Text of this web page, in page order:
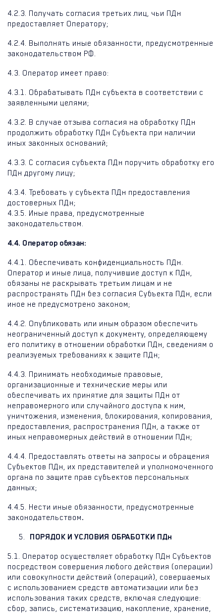
4.2.3. Получать согласия третьих лиц, чьи ПДн
предоставляет Оператору;
4.2.4. Выполнять иные обязанности, предусмотренные
законодательством РФ.
4.3. Оператор имеет право:
4.3.1. Обрабатывать ПДн субъекта в соответствии с
заявленными целями;
4.3.2. В случае отзыва согласия на обработку ПДн
продолжить обработку ПДн Субъекта при наличии
иных законных оснований;
4.3.3. С согласия субъекта ПДн поручить обработку его
ПДн другому лицу;
4.3.4. Требовать у субъекта ПДн предоставления
достоверных ПДн;
4.3.5. Иные права, предусмотренные
законодательством.
4.4. Оператор обязан:
4.4.1. Обеспечивать конфиденциальность ПДн.
Оператор и иные лица, получившие доступ к ПДн,
обязаны не раскрывать третьим лицам и не
распространять ПДн без согласия Субъекта ПДн, если
иное не предусмотрено законом;
4.4.2. Опубликовать или иным образом обеспечить
неограниченный доступ к документу, определяющему
его политику в отношении обработки ПДн, сведениям о
реализуемых требованиях к защите ПДн;
4.4.3. Принимать необходимые правовые,
организационные и технические меры или
обеспечивать их принятие для защиты ПДн от
неправомерного или случайного доступа к ним,
уничтожения, изменения, блокирования, копирования,
предоставления, распространения ПДн, а также от
иных неправомерных действий в отношении ПДн;
4.4.4. Предоставлять ответы на запросы и обращения
Субъектов ПДн, их представителей и уполномоченного
органа по защите прав субъектов персональных
данных;
4.4.5. Нести иные обязанности, предусмотренные
законодательством.
ПОРЯДОК И УСЛОВИЯ ОБРАБОТКИ ПДн
5.1. Оператор осуществляет обработку ПДн Субъектов
посредством совершения любого действия (операции)
или совокупности действий (операций), совершаемых
с использованием средств автоматизации или без
использования таких средств, включая следующие:
сбор, запись, систематизацию, накопление, хранение,